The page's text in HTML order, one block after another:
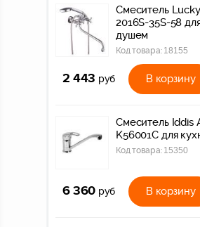
Смеситель
2016S-35S-58
душем
Код товара: 18155
2 443 руб В корзину
Смеситель Iddis
K56001C для
Код товара: 15350
6 360 руб В корзину